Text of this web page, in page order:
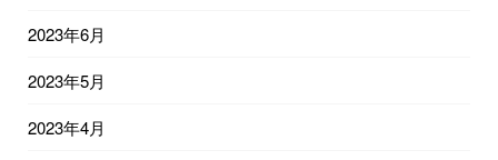
2023年6月
2023年5月
2023年4月